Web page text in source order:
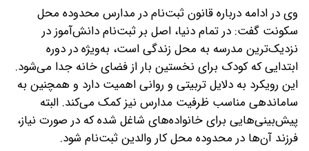
وی در ادامه درباره قانون ثبت‌نام در مدارس محدوده محل
سکونت گفت: در تمام دنیا، اصل بر ثبت‌نام دانش‌آموز در
نزدیک‌ترین مدرسه به محل زندگی است، به‌ویژه در دوره
ابتدایی که کودک برای نخستین بار از فضای خانه جدا می‌شود.
این رویکرد به دلایل تربیتی و روانی اهمیت دارد و همچنین به
ساماندهی مناسب ظرفیت مدارس نیز کمک می‌کند. البته
پیش‌بینی‌هایی برای خانواده‌های شاغل شده که در صورت نیاز،
فرزند آن‌ها در محدوده محل کار والدین ثبت‌نام شود.